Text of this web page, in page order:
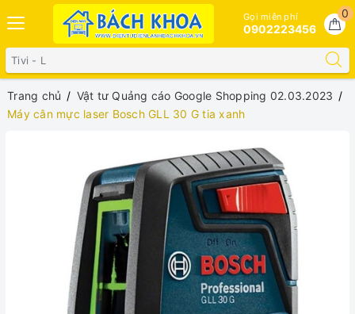
0
Gọi miễn phí
0902223456
Trang chủ
Vật tư Quảng cáo Google Shopping 02.03.2023
Máy cân mực laser Bosch GLL 30 G tia xanh